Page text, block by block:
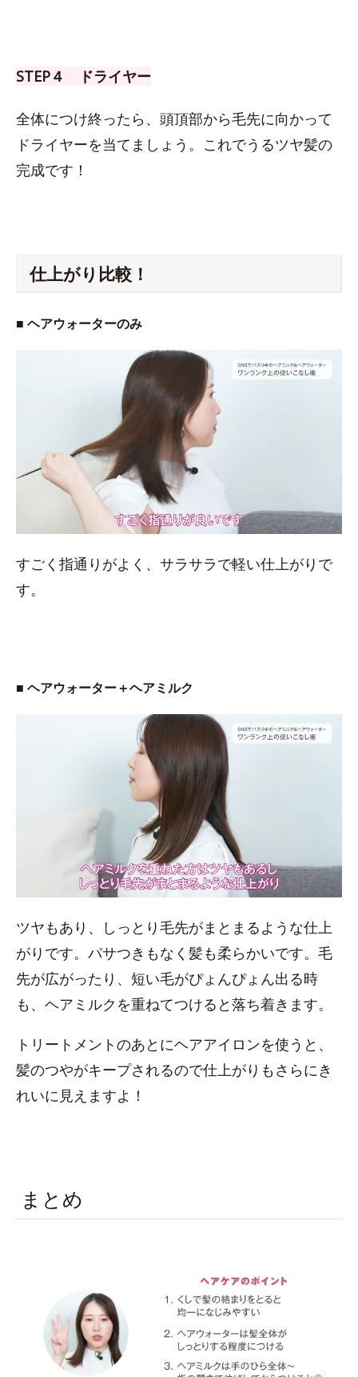
STEP４ ドライヤー
全体につけ終ったら、頭頂部から毛先に向かって
ドライヤーを当てましょう。これでうるツヤ髪の
完成です！
仕上がり比較！
■ ヘアウォーターのみ
すごく指通りがよく、サラサラで軽い仕上がりで
す。
■ ヘアウォーター＋ヘアミルク
ツヤもあり、しっとり毛先がまとまるような仕上
がりです。パサつきもなく髪も柔らかいです。毛
先が広がったり、短い毛がぴょんぴょん出る時
も、ヘアミルクを重ねてつけると落ち着きます。
トリートメントのあとにヘアアイロンを使うと、
髪のつやがキープされるので仕上がりもさらにき
れいに見えますよ！
まとめ